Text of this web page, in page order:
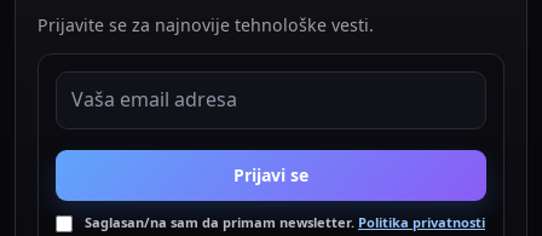
Prijavite se za najnovije tehnološke vesti.
EMAIL ADRESA
Prijavi se
Saglasan/na sam da primam newsletter. Politika privatnosti